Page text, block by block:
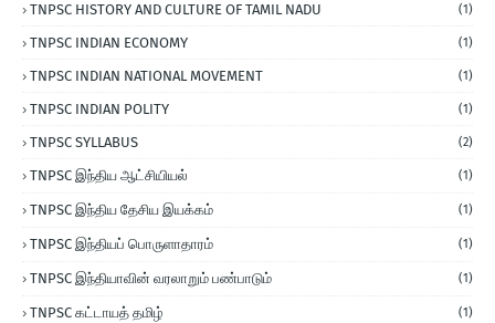
TNPSC HISTORY AND CULTURE OF TAMIL NADU (1)
TNPSC INDIAN ECONOMY (1)
TNPSC INDIAN NATIONAL MOVEMENT (1)
TNPSC INDIAN POLITY (1)
TNPSC SYLLABUS (2)
TNPSC இந்திய ஆட்சியியல் (1)
TNPSC இந்திய தேசிய இயக்கம் (1)
TNPSC இந்தியப் பொருளாதாரம் (1)
TNPSC இந்தியாவின் வரலாறும் பண்பாடும் (1)
TNPSC கட்டாயத் தமிழ் (1)